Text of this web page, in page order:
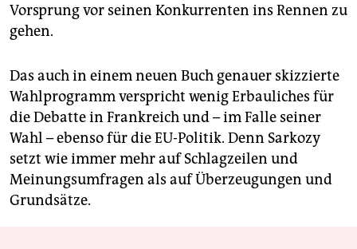
Vorsprung vor seinen Konkurrenten ins Rennen zu
gehen.
Das auch in einem neuen Buch genauer skizzierte
Wahlprogramm verspricht wenig Erbauliches für
die Debatte in Frankreich und – im Falle seiner
Wahl – ebenso für die EU-Politik. Denn Sarkozy
setzt wie immer mehr auf Schlagzeilen und
Meinungsumfragen als auf Überzeugungen und
Grundsätze.